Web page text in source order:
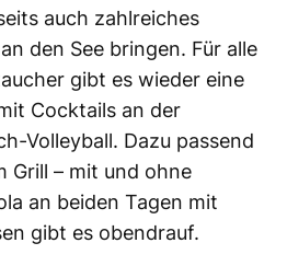
auch zahlreiches
den See bringen. Für alle
gibt es wieder eine
Cocktails an der
Volleyball. Dazu passend
Grill – mit und ohne
an beiden Tagen mit
gibt es obendrauf.